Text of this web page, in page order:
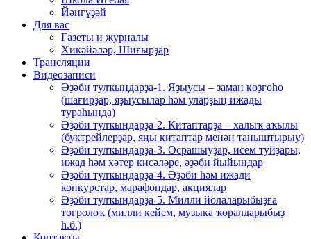
Йәнгүҙәй
Для вас
Газеты и журналы
Хикәйәләр, Шиғырҙар
Трансляции
Видеозаписи
Әҙәби тулҡындарҙа-1. Яҙыусы – заман көҙгөһө
(шағирҙар, яҙыусылар һәм уларҙың ижады
тураһында)
Әҙәби тулҡындарҙа-2. Китаптарҙа – халыҡ аҡылы
(буктрейлерҙар, яңы китаптар менән таныштырыу)
Әҙәби тулҡындарҙа-3. Осрашыуҙар, исем туйҙары,
ижад һәм хәтер кисәләре, әҙәби йыйындар
Әҙәби тулҡындарҙа-4. Әҙәби һәм ижади
конкурстар, марафондар, акциялар
Әҙәби тулҡындарҙа-5. Милли йолаларыбыҙға
тоғролоҡ (милли кейем, музыка ҡоралдарыбыҙ
һ.б.)